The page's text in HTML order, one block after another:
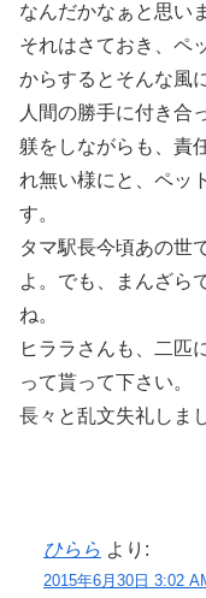
なんだかなぁと思い
それはさておき、ペ
からするとそんな風
人間の勝手に付き合
躾をしながらも、責
れ無い様にと、ペッ
す。
タマ駅長今頃あの世
よ。でも、まんざら
ね。
ヒララさんも、二匹
って貰って下さい。
長々と乱文失礼しま
ひらら より:
2015年6月30日 3:02